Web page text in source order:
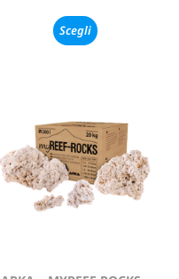
Scegli